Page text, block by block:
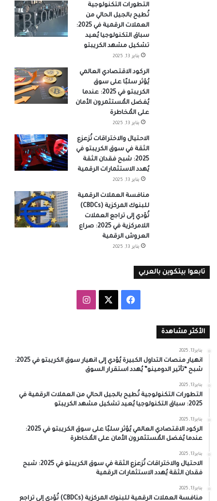
التطورات التكنولوجية
تُطيح بالجيل الحالي من
العملات الرقمية في 2025:
سباق التكنولوجيا يُعيد
تشكيل مشهد الكريبتو
يناير 13, 2025
الركود الاقتصادي العالمي
يُؤثر سلبًا على سوق
الكريبتو في 2025: عندما
يُفضل المُستثمرون الأمان
على المُخاطرة
يناير 13, 2025
الاحتيال والاختراقات تُزعزع
الثقة في سوق الكريبتو في
2025: شبح فقدان الثقة
يُهدد الاستثمارات الرقمية
يناير 13, 2025
منافسة العملات الرقمية
للبنوك المركزية (CBDCs)
تُؤدي إلى تراجع العملات
اللامركزية في 2025: صراع
العروش الرقمية
يناير 13, 2025
تابعوا بيتكوين بالعربي
فيسبوك انستقرام
الأكثر مشاهدة
يناير 13, 2025
انهيار منصات التداول الكبيرة يُؤدي إلى انهيار سوق الكريبتو في 2025:
شبح “تأثير الدومينو” يُهدد استقرار السوق
يناير 13, 2025
التطورات التكنولوجية تُطيح بالجيل الحالي من العملات الرقمية في
2025: سباق التكنولوجيا يُعيد تشكيل مشهد الكريبتو
يناير 13, 2025
الركود الاقتصادي العالمي يُؤثر سلبًا على سوق الكريبتو في 2025:
عندما يُفضل المُستثمرون الأمان على المُخاطرة
يناير 13, 2025
الاحتيال والاختراقات تُزعزع الثقة في سوق الكريبتو في 2025: شبح
فقدان الثقة يُهدد الاستثمارات الرقمية
يناير 13, 2025
منافسة العملات الرقمية للبنوك المركزية (CBDCs) تُؤدي إلى تراجع